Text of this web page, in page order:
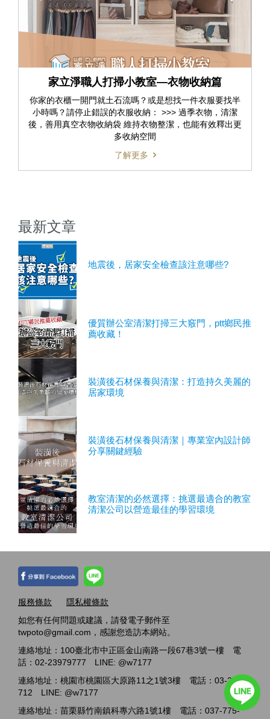
家立淨職人打掃小教室—衣物收納篇
你家的衣櫃一開門就土石流嗎？或是想找一件衣服要找半
小時嗎？請停止錯誤的衣服收納： >>> 過季衣物，清潔
後，善用真空衣物收納袋 維持衣物整潔，也能有效釋出更
多收納空間
了解更多
最新文章
地震後，居家安全檢查該注意哪些?
優質辦公室清潔打掃三大竅門，ptt鄉民推
薦收藏！
裝潢後石材保養與清潔：打造持久美麗的
居家環境
裝潢後石材保養與清潔｜專業室內設計師
分享關鍵經驗
教室清潔的必然選擇：挑選最適合的教室
清潔公司以營造最佳的學習環境
服務條款
隱私權條款
如您有任何問題或建議，請發電子郵件至
twpoto@gmail.com，感謝您造訪本網站。
連絡地址：100臺北市中正區金山南路一段67巷3號一樓 電
話：02-23979777 LINE: @w7177
連絡地址：桃園市桃園區大原路11之1號3樓 電話：03-2717-
712 LINE: @w7177
連絡地址：苗栗縣竹南鎮科專六路1號1樓 電話：037-775-